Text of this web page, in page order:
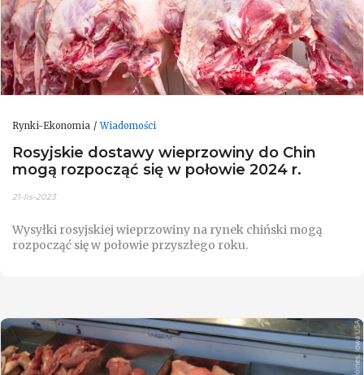
Rynki-Ekonomia Wiadomości
Rosyjskie dostawy wieprzowiny do Chin
mogą rozpocząć się w połowie 2024 r.
21-lis-2023
Wysyłki rosyjskiej wieprzowiny na rynek chiński mogą
rozpocząć się w połowie przyszłego roku.